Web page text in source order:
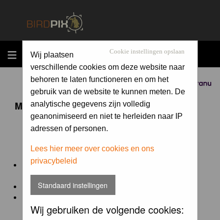
MENU
Sponsored by
Cookie instellingen opslaan
Wij plaatsen
verschillende cookies om deze website naar
behoren te laten functioneren en om het
gebruik van de website te kunnen meten. De
analytische gegevens zijn volledig
geanonimiseerd en niet te herleiden naar IP
adressen of personen.
Lees hier meer over cookies en ons
privacybeleid
Standaard instellingen
Wij gebruiken de volgende cookies:
Maandopdracht 'lentekriebels'
De maandopdracht van Birdpix is een competitie voor
en door de Birdpix fotografen community:
Het onderwerp van de opdracht wordt bepaald door de
winnaar van de laatste maandopdracht
De community nomineert de winnaar.
Geregistreerde gebruikers van Birdpix kunnen onder
deze voorwaardendeelnemen.